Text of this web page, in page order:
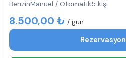
BenzinManuel / Otomatik5 kişi
8.500,00 ₺ / gün
Rezervasyon